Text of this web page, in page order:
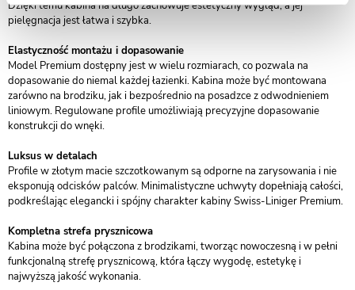
Dzięki temu kabina na długo zachowuje estetyczny wygląd, a jej
pielęgnacja jest łatwa i szybka.
Elastyczność montażu i dopasowanie
Model Premium dostępny jest w wielu rozmiarach, co pozwala na
dopasowanie do niemal każdej łazienki. Kabina może być montowana
zarówno na brodziku, jak i bezpośrednio na posadzce z odwodnieniem
liniowym. Regulowane profile umożliwiają precyzyjne dopasowanie
konstrukcji do wnęki.
Luksus w detalach
Profile w złotym macie szczotkowanym są odporne na zarysowania i nie
eksponują odcisków palców. Minimalistyczne uchwyty dopełniają całości,
podkreślając elegancki i spójny charakter kabiny Swiss-Liniger Premium.
Kompletna strefa prysznicowa
Kabina może być połączona z brodzikami, tworząc nowoczesną i w pełni
funkcjonalną strefę prysznicową, która łączy wygodę, estetykę i
najwyższą jakość wykonania.